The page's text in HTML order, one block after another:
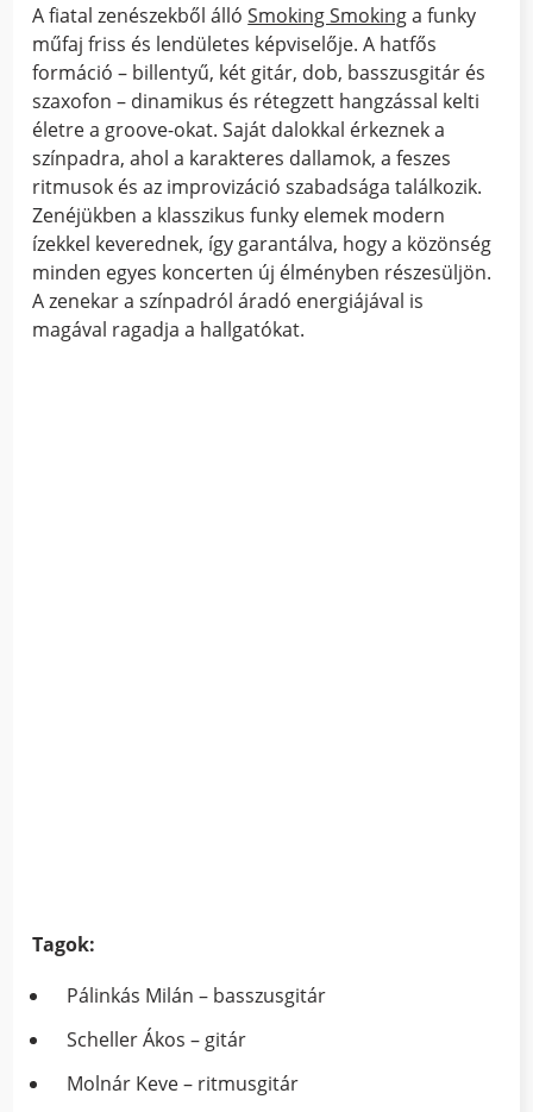
A fiatal zenészekből állóSmoking Smokinga funky
műfaj friss és lendületes képviselője. A hatfős
formáció – billentyű, két gitár, dob, basszusgitár és
szaxofon – dinamikus és rétegzett hangzással kelti
életre a groove-okat. Saját dalokkal érkeznek a
színpadra, ahol a karakteres dallamok, a feszes
ritmusok és az improvizáció szabadsága találkozik.
Zenéjükben a klasszikus funky elemek modern
ízekkel keverednek, így garantálva, hogy a közönség
minden egyes koncerten új élményben részesüljön.
A zenekar a színpadról áradó energiájával is
magával ragadja a hallgatókat.
Tagok:
Pálinkás Milán – basszusgitár
Scheller Ákos – gitár
Molnár Keve – ritmusgitár